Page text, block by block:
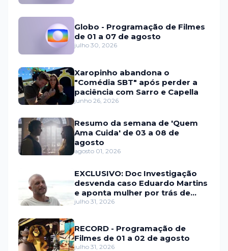
Globo - Programação de Filmes
de 01 a 07 de agosto
julho 30, 2026
Xaropinho abandona o
"Comédia SBT" após perder a
paciência com Sarro e Capella
junho 26, 2026
Resumo da semana de 'Quem
Ama Cuida' de 03 a 08 de
agosto
agosto 01, 2026
EXCLUSIVO: Doc Investigação
desvenda caso Eduardo Martins
e aponta mulher por trás de
fraude internacional
julho 31, 2026
RECORD - Programação de
Filmes de 01 a 02 de agosto
julho 31, 2026